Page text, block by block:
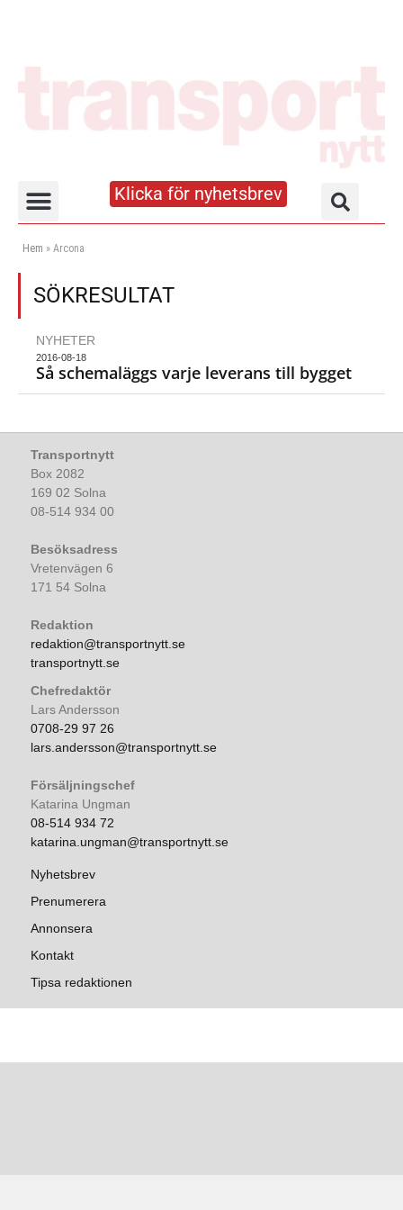
Klicka för nyhetsbrev
Hem » Arcona
SÖKRESULTAT
NYHETER
2016-08-18
Så schemaläggs varje leverans till bygget
Transportnytt
Box 2082
169 02 Solna
08-514 934 00
Besöksadress
Vretenvägen 6
171 54 Solna
Redaktion
redaktion@transportnytt.se
transportnytt.se
Chefredaktör
Lars Andersson
0708-29 97 26
lars.andersson@transportnytt.se
Försäljningschef
Katarina Ungman
08-514 934 72
katarina.ungman@transportnytt.se
Nyhetsbrev
Prenumerera
Annonsera
Kontakt
Tipsa redaktionen